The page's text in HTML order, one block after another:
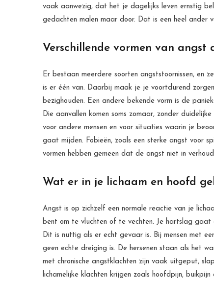
vaak aanwezig, dat het je dagelijks leven ernstig
gedachten malen maar door. Dat is een heel ander
Verschillende vormen van angst
Er bestaan meerdere soorten angststoornissen, en
is er één van. Daarbij maak je je voortdurend
bezighouden. Een andere bekende vorm is de
Die aanvallen komen soms zomaar, zonder
voor andere mensen en voor situaties waarin je
gaat mijden. Fobieën, zoals een sterke angst voor
vormen hebben gemeen dat de angst niet in
Wat er in je lichaam en hoofd
Angst is op zichzelf een normale reactie van je
bent om te vluchten of te vechten. Je hartslag gaat
Dit is nuttig als er echt gevaar is. Bij mensen met
geen echte dreiging is. De hersenen staan als het
met chronische angstklachten zijn vaak uitgeput,
lichamelijke klachten krijgen zoals hoofdpijn,